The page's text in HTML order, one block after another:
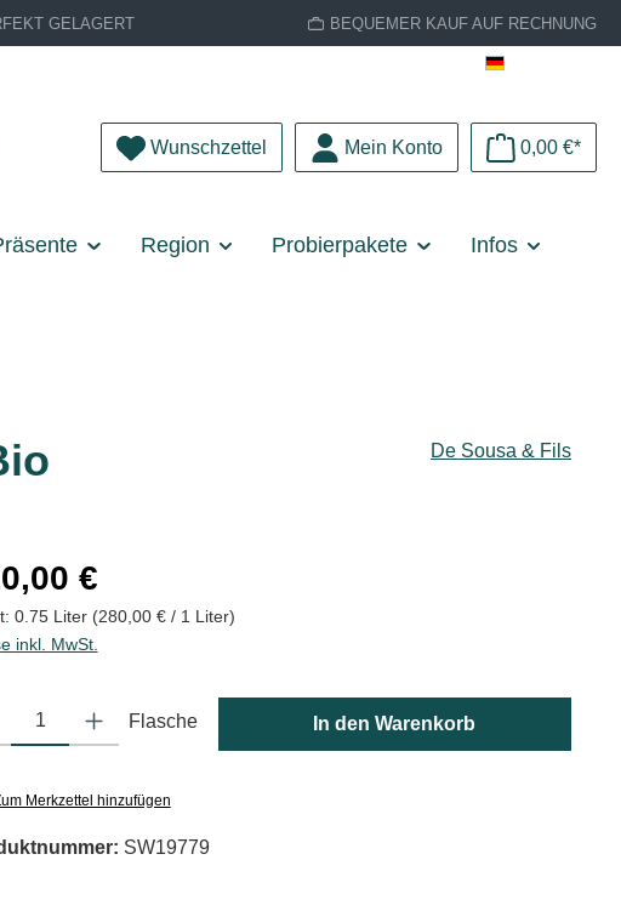
GELAGERT BEQUEMER KAUF AUF RECHNUNG
Wunschzettel Du hast 0 Produkte auf dem Merkzettel
Mein Konto 0,00 €*
Region Probierpakete Infos
De Sousa & Fils
Preis:
€
0.75 Liter (280,00 € / 1 Liter)
inkl. MwSt.
Anzahl: Gib den gewünschten Wert ein oder benutze die Schaltflächen um
Flasche In den Warenkorb
Merkzettel hinzufügen
SW19779